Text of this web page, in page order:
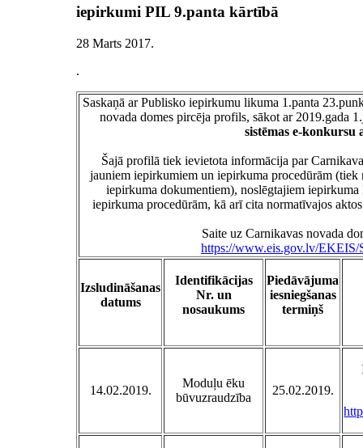
iepirkumi PIL 9.panta kārtībā
28 Marts 2017.
.
Saskaņā ar Publisko iepirkumu likuma 1.panta
novada domes pircēja profils, sākot ar 2019.gada
sistēmas e-konkursu
Šajā profilā tiek ievietota informācija par
jauniem iepirkumiem un iepirkuma procedūrām
iepirkuma dokumentiem), noslēgtajiem
iepirkuma procedūrām, kā arī cita normatīvajos
Saite uz Carnikavas novada
https://www.eis.gov.lv/EKEIS/
Izsludināšanas
datums
Identifikācijas
Nr. un
nosaukums
Piedāvājuma
iesniegšanas
termiņš
14.02.2019.
Moduļu ēku
būvuzraudzība
25.02.2019.